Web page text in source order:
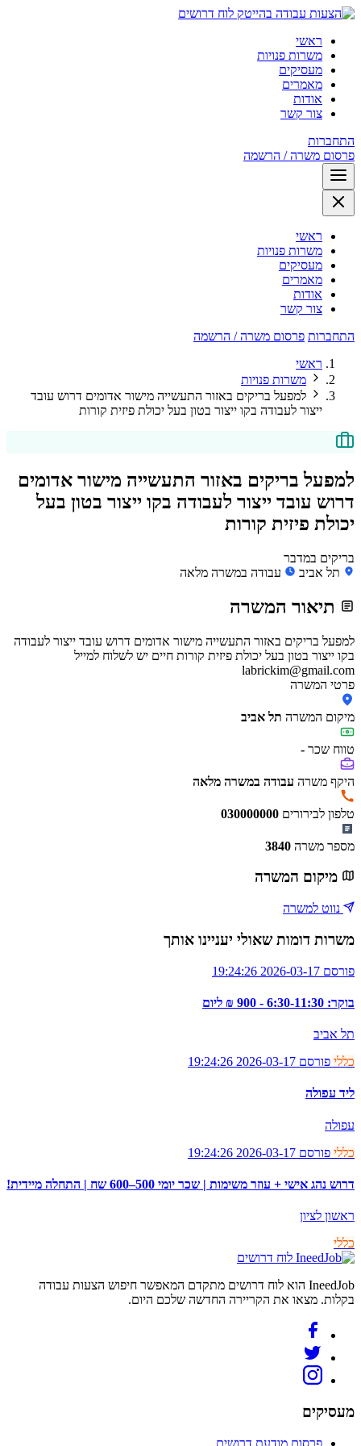
לוח דרושים
ראשי
משרות פנויות
מעסיקים
מאמרים
אודות
צור קשר
התחברות
פרסום משרה / הרשמה
ראשי
משרות פנויות
מעסיקים
מאמרים
אודות
צור קשר
התחברות פרסום משרה / הרשמה
ראשי
משרות פנויות
למפעל בריקים באזור התעשייה מישור אדומים דרוש עובד
ייצור לעבודה בקו ייצור בטון בעל יכולת פיזית קורות
למפעל בריקים באזור התעשייה מישור אדומים
דרוש עובד ייצור לעבודה בקו ייצור בטון בעל
יכולת פיזית קורות
בריקים במדבר
תל אביב
עבודה במשרה מלאה
תיאור המשרה
למפעל בריקים באזור התעשייה מישור אדומים דרוש עובד ייצור לעבודה
בקו ייצור בטון בעל יכולת פיזית קורות חיים יש לשלוח למייל
labrickim@gmail.com
פרטי המשרה
מיקום המשרה תל אביב
טווח שכר -
היקף משרה עבודה במשרה מלאה
טלפון לבירורים 030000000
מספר משרה 3840
מיקום המשרה
נווט למשרה
משרות דומות שאולי יעניינו אותך
פורסם 2026-03-17 19:24:26
בוקר: 6:30-11:30 - 900 ₪ ליום
תל אביב
כללי פורסם 2026-03-17 19:24:26
ליד עפולה
עפולה
כללי פורסם 2026-03-17 19:24:26
דרוש נהג אישי + עוזר משימות | שכר יומי 500–600 שח | התחלה מיידית!
ראשון לציון
כללי
לוח דרושים
IneedJob הוא לוח דרושים מתקדם המאפשר חיפוש הצעות עבודה
בקלות. מצאו את הקריירה החדשה שלכם היום.
מעסיקים
פרסום מודעת דרושים